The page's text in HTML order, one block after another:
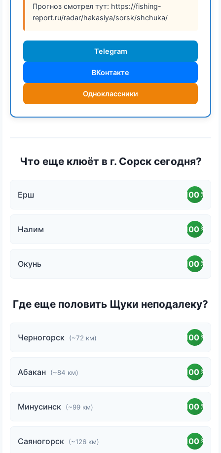
Прогноз смотрел тут: https://fishing-
report.ru/radar/hakasiya/sorsk/shchuka/
Telegram
ВКонтакте
Одноклассники
Что еще клюёт в г. Сорск сегодня?
Ерш 100 %
Налим 100 %
Окунь 100 %
Где еще половить Щуки неподалеку?
Черногорск (~72 км) 100 %
Абакан (~84 км) 100 %
Минусинск (~99 км) 100 %
Саяногорск (~126 км) 100 %